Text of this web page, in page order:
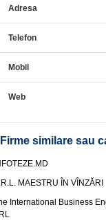
Adresa
Telefon
Mobil
Web
Firme similare sau
MAESTRU ÎN VÎNZĂRI
International Business